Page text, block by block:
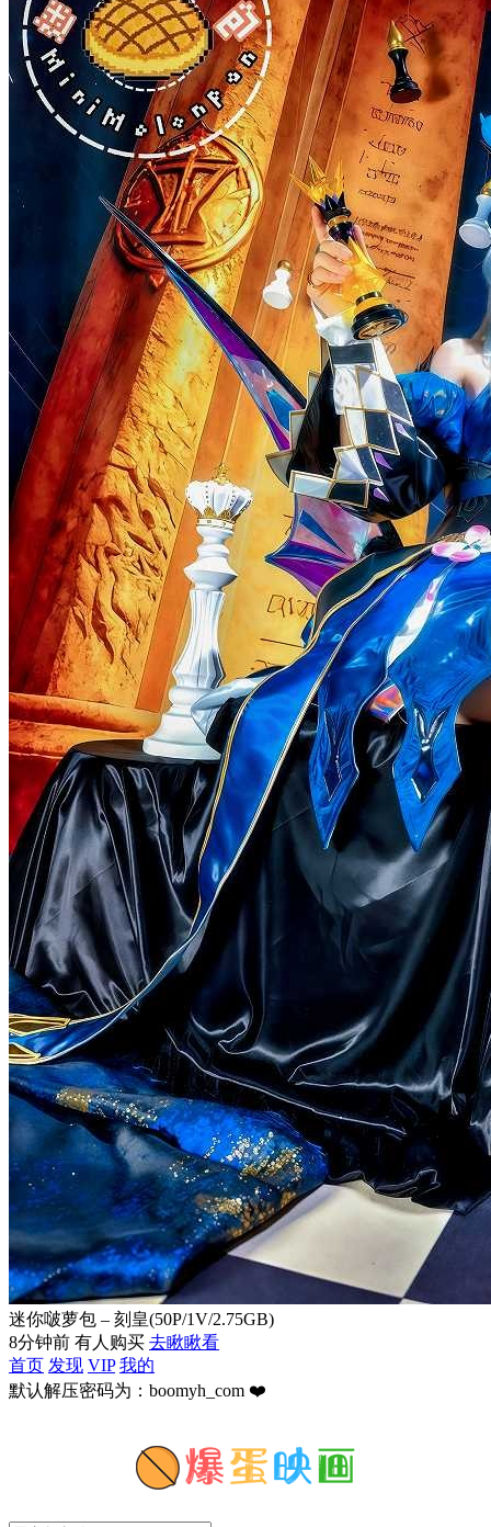
迷你啵萝包 – 刻皇(50P/1V/2.75GB)
8分钟前 有人购买 去瞅瞅看
首页 发现 VIP 我的
默认解压密码为：boomyh_com ❤️